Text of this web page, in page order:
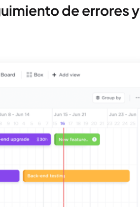
de errores y